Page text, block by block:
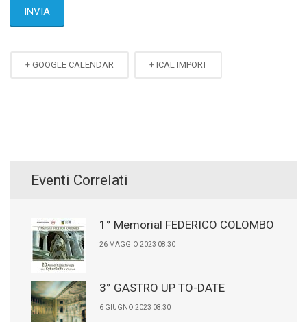
+ GOOGLE CALENDAR + ICAL IMPORT
Eventi Correlati
1° Memorial FEDERICO COLOMBO
26 MAGGIO 2023 08:30
3° GASTRO UP TO-DATE
6 GIUGNO 2023 08:30